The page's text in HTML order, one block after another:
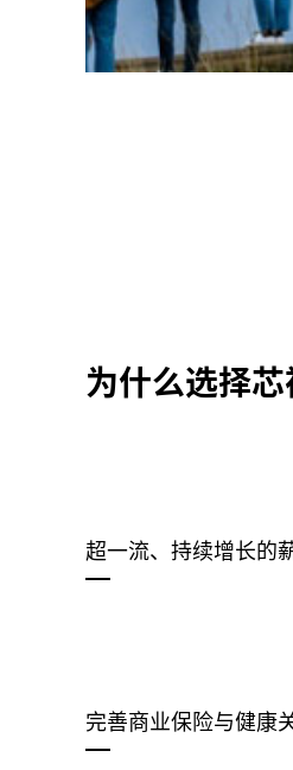
为什么选择芯
超一流、持续增长的
完善商业保险与健康